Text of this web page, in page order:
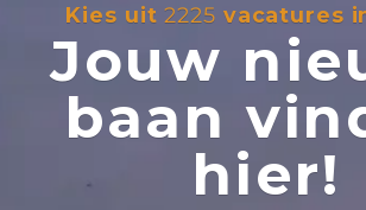
Kies uit2225 vacatures
Jouw
baan
hier!